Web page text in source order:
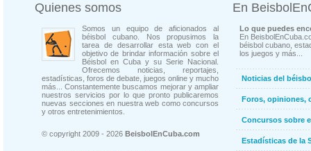
Quienes somos
Somos un equipo de aficionados al
béisbol cubano. Nos propusimos la
tarea de desarrollar esta web con el
objetivo de brindar información sobre el
Béisbol en Cuba y su Serie Nacional.
Ofrecemos noticias, reportajes,
estadísticas, foros de debate, juegos online y mucho
más... Constantemente buscamos mejorar y ampliar
nuestros servicios por lo que pronto publicaremos
nuevas secciones en nuestra web como concursos
y otros entretenimientos.
© copyright 2009 - 2026 BeisbolEnCuba.com
En
Lo que puedes
En
béisbol cubano,
los juegos y más...
Noticias del
Foros, opiniones,
Concursos sobre
Estadísticas de la